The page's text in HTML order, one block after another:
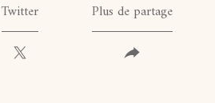
Twitter Plus de partage